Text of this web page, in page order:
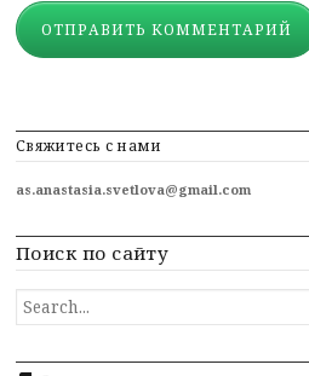
Свяжитесь с нами
as.anastasia.svetlova@gmail.com
Поиск по сайту
SEARCH
FOR...